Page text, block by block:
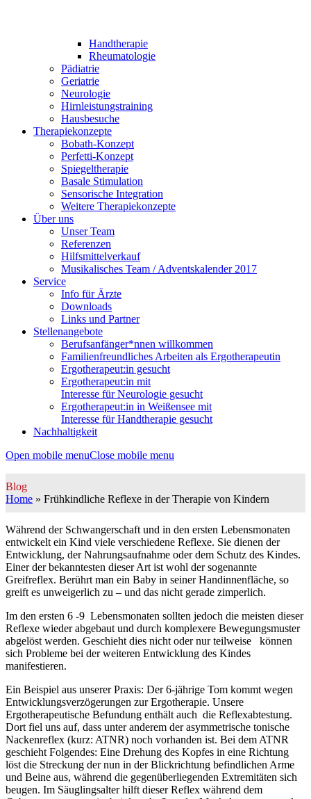
Handtherapie
Rheumatologie
Pädiatrie
Geriatrie
Neurologie
Hirnleistungstraining
Hausbesuche
Therapiekonzepte
Bobath-Konzept
Perfetti-Konzept
Spiegeltherapie
Basale Stimulation
Sensorische Integration
Weitere Therapiekonzepte
Über uns
Unser Team
Referenzen
Hilfsmittelverkauf
Musikalisches Team / Adventskalender 2017
Service
Info für Ärzte
Downloads
Links und Partner
Stellenangebote
Berufsanfänger*nnen willkommen
Familienfreundliches Arbeiten als Ergotherapeutin
Ergotherapeut:in gesucht
Ergotherapeut:in mit
Interesse für Neurologie gesucht
Ergotherapeut:in in Weißensee mit
Interesse für Handtherapie gesucht
Nachhaltigkeit
Open mobile menuClose mobile menu
Blog
Home » Frühkindliche Reflexe in der Therapie von Kindern
Während der Schwangerschaft und in den ersten Lebensmonaten
entwickelt ein Kind viele verschiedene Reflexe. Sie dienen der
Entwicklung, der Nahrungsaufnahme oder dem Schutz des Kindes.
Einer der bekanntesten dieser Art ist wohl der sogenannte
Greifreflex. Berührt man ein Baby in seiner Handinnenfläche, so
greift es unweigerlich zu – und das nicht gerade zimperlich.
Im den ersten 6 -9 Lebensmonaten sollten jedoch die meisten dieser
Reflexe wieder abgebaut und durch komplexere Bewegungsmuster
abgelöst werden. Geschieht dies nicht oder nur teilweise können
sich Probleme bei der weiteren Entwicklung des Kindes
manifestieren.
Ein Beispiel aus unserer Praxis: Der 6-jährige Tom kommt wegen
Entwicklungsverzögerungen zur Ergotherapie. Unsere
Ergotherapeutische Befundung enthält auch die Reflexabtestung.
Dort fiel uns auf, dass unter anderem der asymmetrische tonische
Nackenreflex (kurz: ATNR) noch vorhanden ist. Bei dem ATNR
geschieht Folgendes: Eine Drehung des Kopfes in eine Richtung
löst die Streckung der nun in der Blickrichtung befindlichen Arme
und Beine aus, während die gegenüberliegenden Extremitäten sich
beugen. Im Säuglingsalter hilft dieser Reflex während dem